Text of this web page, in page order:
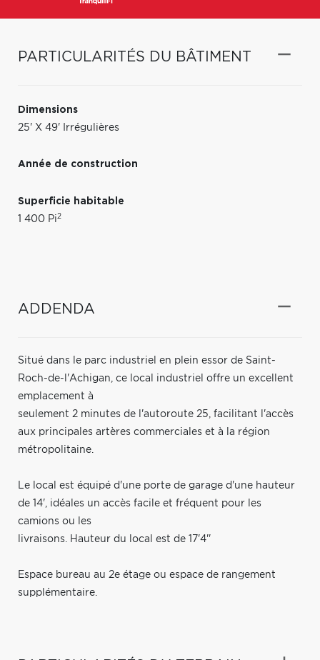
PARTICULARITÉS DU BÂTIMENT
Dimensions
25' X 49' Irrégulières
Année de construction
Superficie habitable
1 400 Pi2
ADDENDA
Situé dans le parc industriel en plein essor de Saint-
Roch-de-l'Achigan, ce local industriel offre un excellent
emplacement à
seulement 2 minutes de l'autoroute 25, facilitant l'accès
aux principales artères commerciales et à la région
métropolitaine.
Le local est équipé d'une porte de garage d'une hauteur
de 14', idéales un accès facile et fréquent pour les
camions ou les
livraisons. Hauteur du local est de 17'4''
Espace bureau au 2e étage ou espace de rangement
supplémentaire.